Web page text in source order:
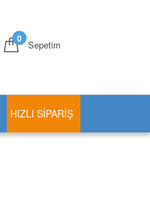
Sepetim
0
HIZLI SIPARIŞ